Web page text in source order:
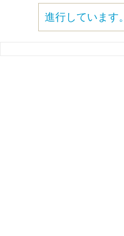
進行しています。